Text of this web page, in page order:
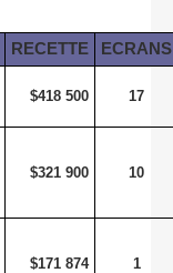
RECETTE ECRANS
$418 500 17
$321 900 10
$171 874 1